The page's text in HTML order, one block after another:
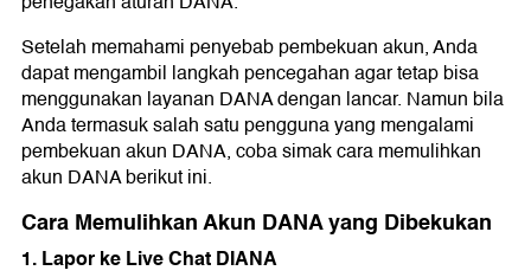
Setelah memahami penyebab pembekuan akun, Anda
dapat mengambil langkah pencegahan agar tetap bisa
menggunakan layanan DANA dengan lancar. Namun bila
Anda termasuk salah satu pengguna yang mengalami
pembekuan akun DANA, coba simak cara memulihkan
akun DANA berikut ini.
Cara Memulihkan Akun DANA yang Dibekukan
1. Lapor ke Live Chat DIANA